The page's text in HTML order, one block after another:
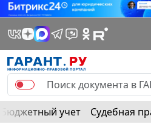
Бюджетный учет Судебная